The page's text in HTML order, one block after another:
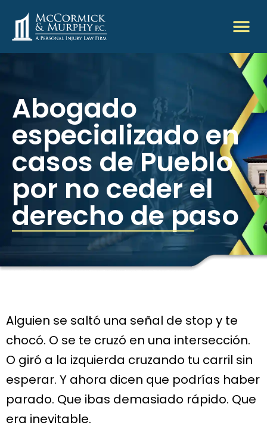
Abogado
especializado en
casos de Pueblo
por no ceder el
derecho de paso
Alguien se saltó una señal de stop y te
chocó. O se te cruzó en una intersección.
O giró a la izquierda cruzando tu carril sin
esperar. Y ahora dicen que podrías haber
parado. Que ibas demasiado rápido. Que
era inevitable.